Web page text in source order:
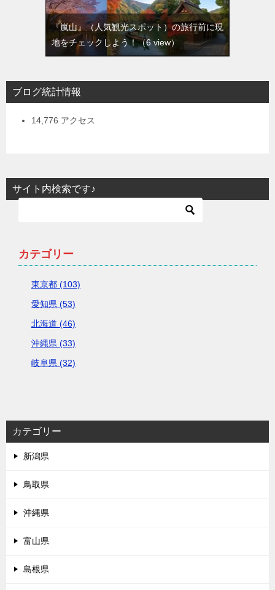
『嵐山』（人気観光スポット）の旅行前に現
地をチェックしよう！（6 view）
ブログ統計情報
14,776 アクセス
サイト内検索です♪
カテゴリー
東京都 (103)
愛知県 (53)
北海道 (46)
沖縄県 (33)
岐阜県 (32)
カテゴリー
新潟県
鳥取県
沖縄県
富山県
島根県